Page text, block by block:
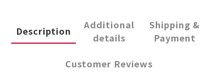
Description
Additional
details
Shipping &
Payment
Customer Reviews